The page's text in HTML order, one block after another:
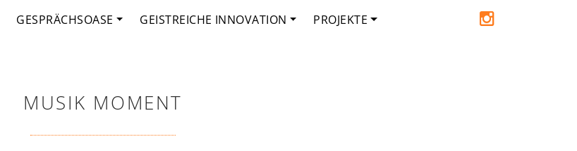
GESPRÄCHSOASE GEISTREICHE INNOVATION PROJEKTE
MUSIK MOMENT